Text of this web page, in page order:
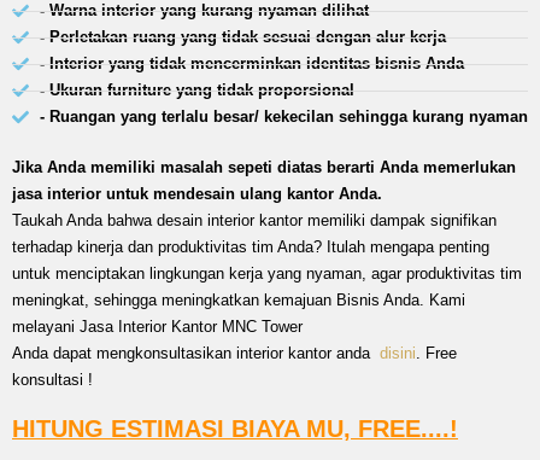
- Warna interior yang kurang nyaman dilihat
- Perletakan ruang yang tidak sesuai dengan alur kerja
- Interior yang tidak mencerminkan identitas bisnis Anda
- Ukuran furniture yang tidak proporsional
- Ruangan yang terlalu besar/ kekecilan sehingga kurang nyaman
Jika Anda memiliki masalah sepeti diatas berarti Anda memerlukan
jasa interior untuk mendesain ulang kantor Anda.
Taukah Anda bahwa desain interior kantor memiliki dampak signifikan
terhadap kinerja dan produktivitas tim Anda? Itulah mengapa penting
untuk menciptakan lingkungan kerja yang nyaman, agar produktivitas tim
meningkat, sehingga meningkatkan kemajuan Bisnis Anda. Kami
melayani Jasa Interior Kantor MNC Tower
Anda dapat mengkonsultasikan interior kantor anda disini. Free
konsultasi !
HITUNG ESTIMASI BIAYA MU, FREE....!